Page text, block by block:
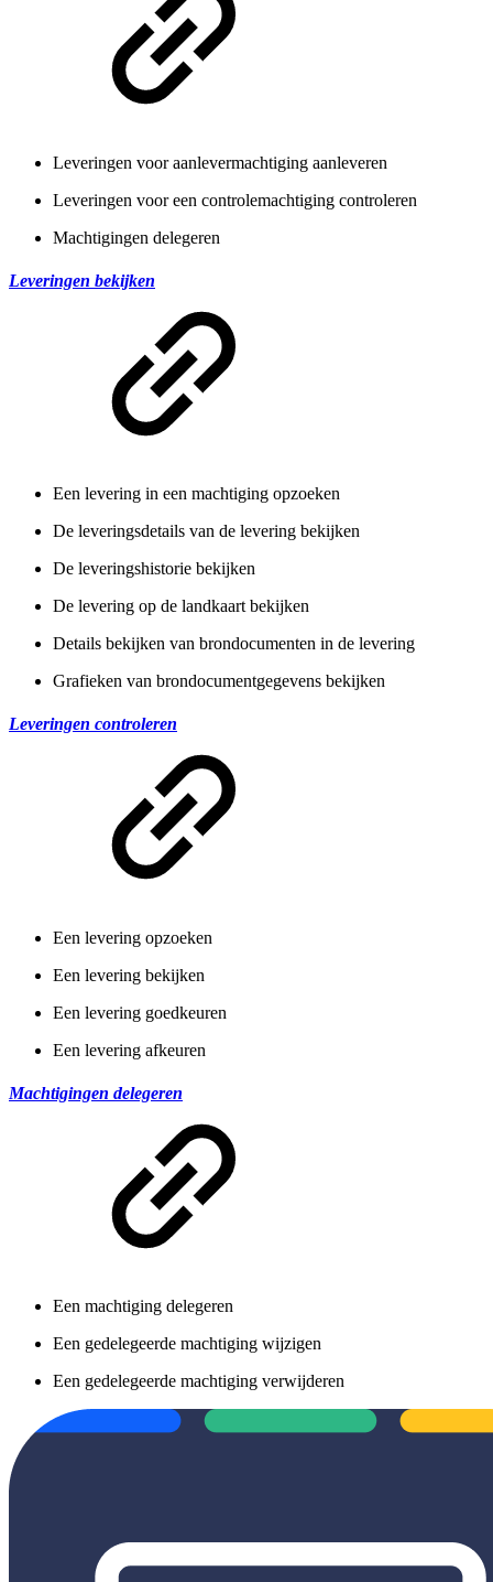
Leveringen voor aanlevermachtiging aanleveren
Leveringen voor een controlemachtiging controleren
Machtigingen delegeren
Leveringen bekijken
Een levering in een machtiging opzoeken
De leveringsdetails van de levering bekijken
De leveringshistorie bekijken
De levering op de landkaart bekijken
Details bekijken van brondocumenten in de levering
Grafieken van brondocumentgegevens bekijken
Leveringen controleren
Een levering opzoeken
Een levering bekijken
Een levering goedkeuren
Een levering afkeuren
Machtigingen delegeren
Een machtiging delegeren
Een gedelegeerde machtiging wijzigen
Een gedelegeerde machtiging verwijderen